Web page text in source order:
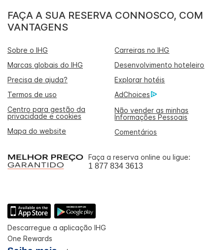
FAÇA A SUA RESERVA CONNOSCO, COM
VANTAGENS
Sobre o IHG
Carreiras no IHG
Marcas globais do IHG
Desenvolvimento hoteleiro
Precisa de ajuda?
Explorar hotéis
Termos de uso
AdChoices
Centro para gestão da
privacidade e cookies
Não vender as minhas
Informações Pessoais
Mapa do website
Comentários
Faça a reserva online ou ligue:
1 877 834 3613
Descarregue a aplicação IHG
One Rewards